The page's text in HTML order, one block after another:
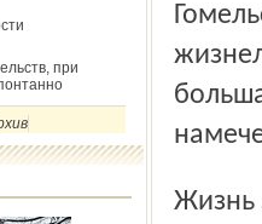
при
Жизнь Зои Николаевны складывалась и впрямь трагично.